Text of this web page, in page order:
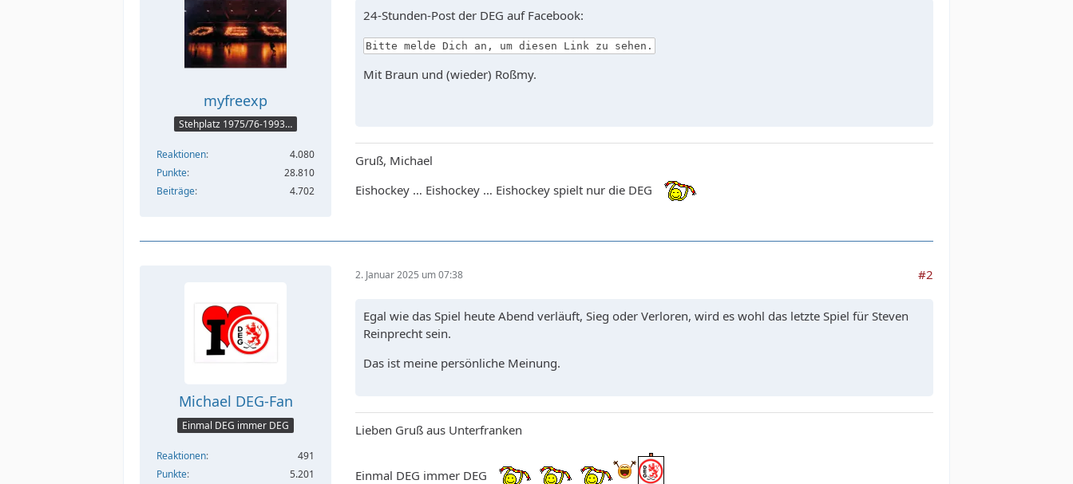
myfreexp
Stehplatz 1975/76-1993/94
Reaktionen
4.080
Punkte
28.810
Beiträge
4.702
24-Stunden-Post der DEG auf Facebook:
Bitte melde Dich an, um diesen Link zu sehen.
Mit Braun und (wieder) Roßmy.
Gruß, Michael
Eishockey … Eishockey … Eishockey spielt nur die DEG
Michael DEG-Fan
Einmal DEG immer DEG
Reaktionen
491
Punkte
5.201
2. Januar 2025 um 07:38 #2
Egal wie das Spiel heute Abend verläuft, Sieg oder Verloren, wird es wohl das letzte Spiel für Steven
Reinprecht sein.
Das ist meine persönliche Meinung.
Lieben Gruß aus Unterfranken
Einmal DEG immer DEG